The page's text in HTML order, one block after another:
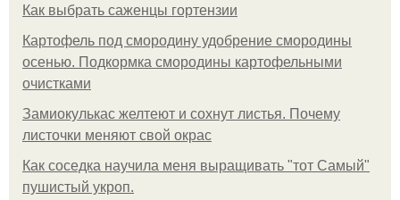
Как выбрать саженцы гортензии
Картофель под смородину удобрение смородины
осенью. Подкормка смородины картофельными
очистками
Замиокулькас желтеют и сохнут листья. Почему
листочки меняют свой окрас
Как соседка научила меня выращивать "тот Самый"
пушистый укроп.